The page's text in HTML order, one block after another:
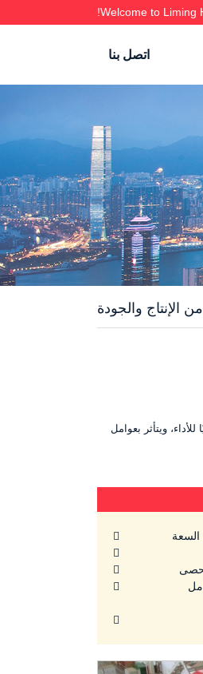
Welcome to Liming
اتصل بنا
الإنتاج والجودة
وتطبيقاتها الصناعية: أولاً، تحليل الإنتاج يُعد إنتاج آلة تصنيع الرمل بالصدمات 1263 مؤشرًا رئيسيًا للأداء، ويتأثر بعوامل